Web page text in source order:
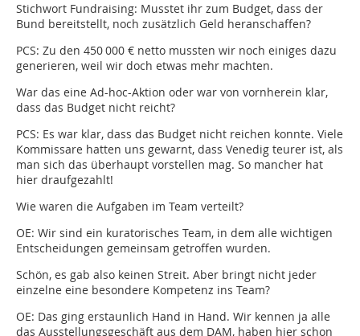
Stichwort Fundraising: Musstet ihr zum Budget, dass der
Bund bereitstellt, noch zusätzlich Geld heranschaffen?
PCS: Zu den 450 000 € netto mussten wir noch einiges dazu
generieren, weil wir doch etwas mehr machten.
War das eine Ad-hoc-Aktion oder war von vornherein klar,
dass das Budget nicht reicht?
PCS: Es war klar, dass das Budget nicht reichen konnte. Viele
Kommissare hatten uns gewarnt, dass Venedig teurer ist, als
man sich das überhaupt vorstellen mag. So mancher hat
hier draufgezahlt!
Wie waren die Aufgaben im Team verteilt?
OE: Wir sind ein kuratorisches Team, in dem alle wichtigen
Entscheidungen gemeinsam getroffen wurden.
Schön, es gab also keinen Streit. Aber bringt nicht jeder
einzelne eine besondere Kompetenz ins Team?
OE: Das ging erstaunlich Hand in Hand. Wir kennen ja alle
das Ausstellungsgeschäft aus dem DAM, haben hier schon